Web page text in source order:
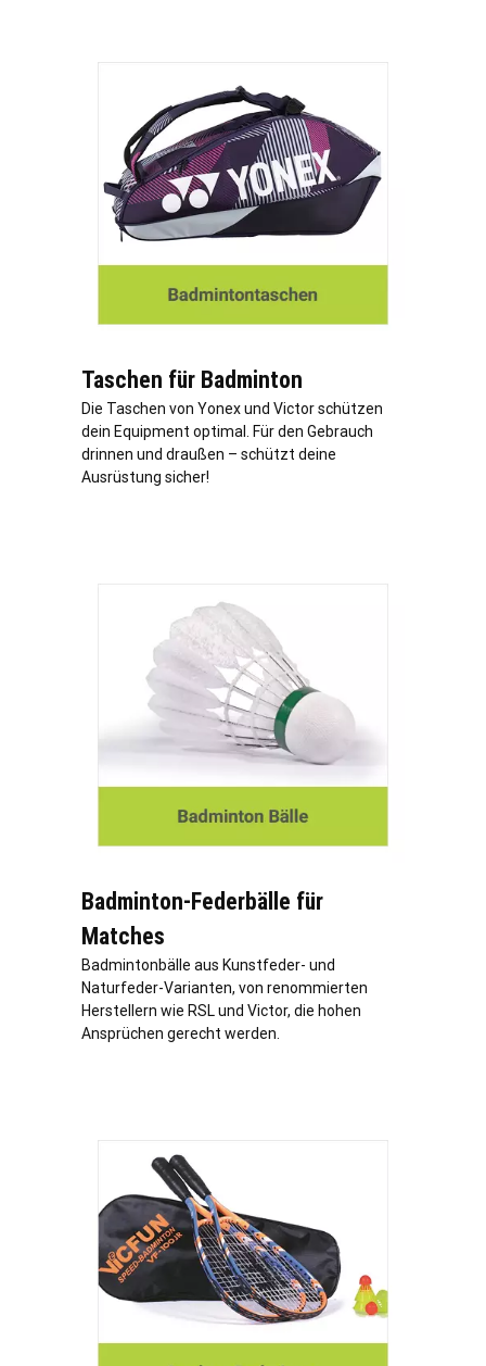
Taschen für Badminton
Die Taschen von Yonex und Victor schützen
dein Equipment optimal. Für den Gebrauch
drinnen und draußen – schützt deine
Ausrüstung sicher!
Badminton-Federbälle für
Matches
Badmintonbälle aus Kunstfeder- und
Naturfeder-Varianten, von renommierten
Herstellern wie RSL und Victor, die hohen
Ansprüchen gerecht werden.